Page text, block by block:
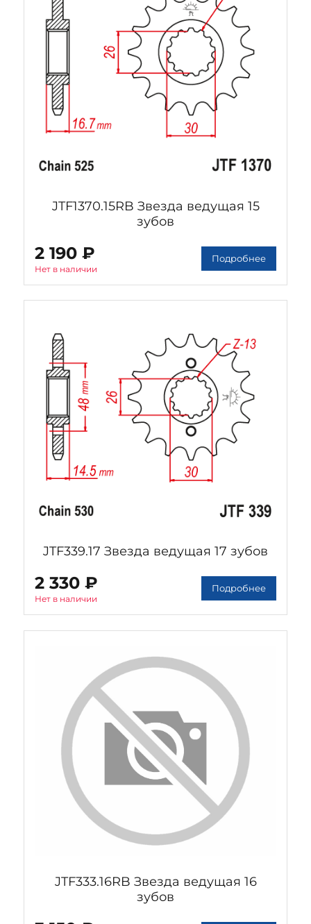
JTF1370.15RB Звезда ведущая 15
зубов
2 190 ₽
Нет в наличии
Подробнее
JTF339.17 Звезда ведущая 17 зубов
2 330 ₽
Нет в наличии
Подробнее
JTF333.16RB Звезда ведущая 16
зубов